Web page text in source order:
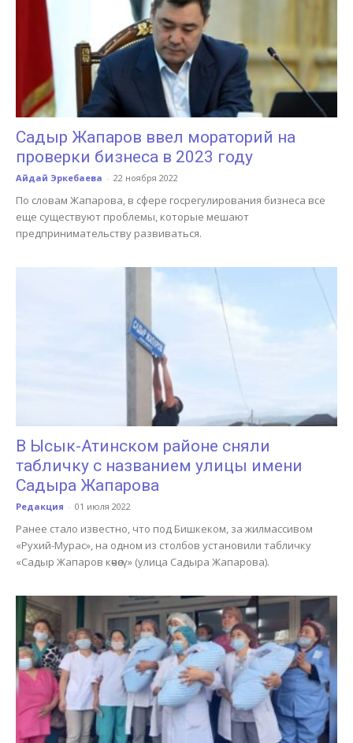
Садыр Жапаров ввел мораторий на
проверки бизнеса в 2023 году
Айдай Эркебаева - 22 ноября 2022
По словам Жапарова, в сфере госрегулирования бизнеса все
еще существуют проблемы, которые мешают
предпринимательству развиваться.
В Ысык-Атинском районе сняли
табличку с названием улицы имени
Садыра Жапарова
Редакция - 01 июля 2022
Ранее стало известно, что под Бишкеком, за жилмассивом
«Рухий-Мурас», на одном из столбов установили табличку
«Садыр Жапаров көчөсү» (улица Садыра Жапарова).